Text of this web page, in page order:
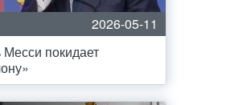
2026-05-11
покидает